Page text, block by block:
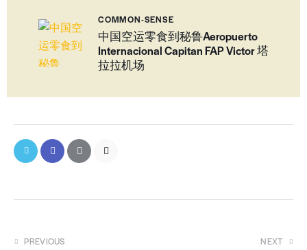
COMMON-SENSE
中国空运零食到秘鲁Aeropuerto
Internacional Capitan FAP Victor 塔
拉拉机场
PREVIOUS NEXT